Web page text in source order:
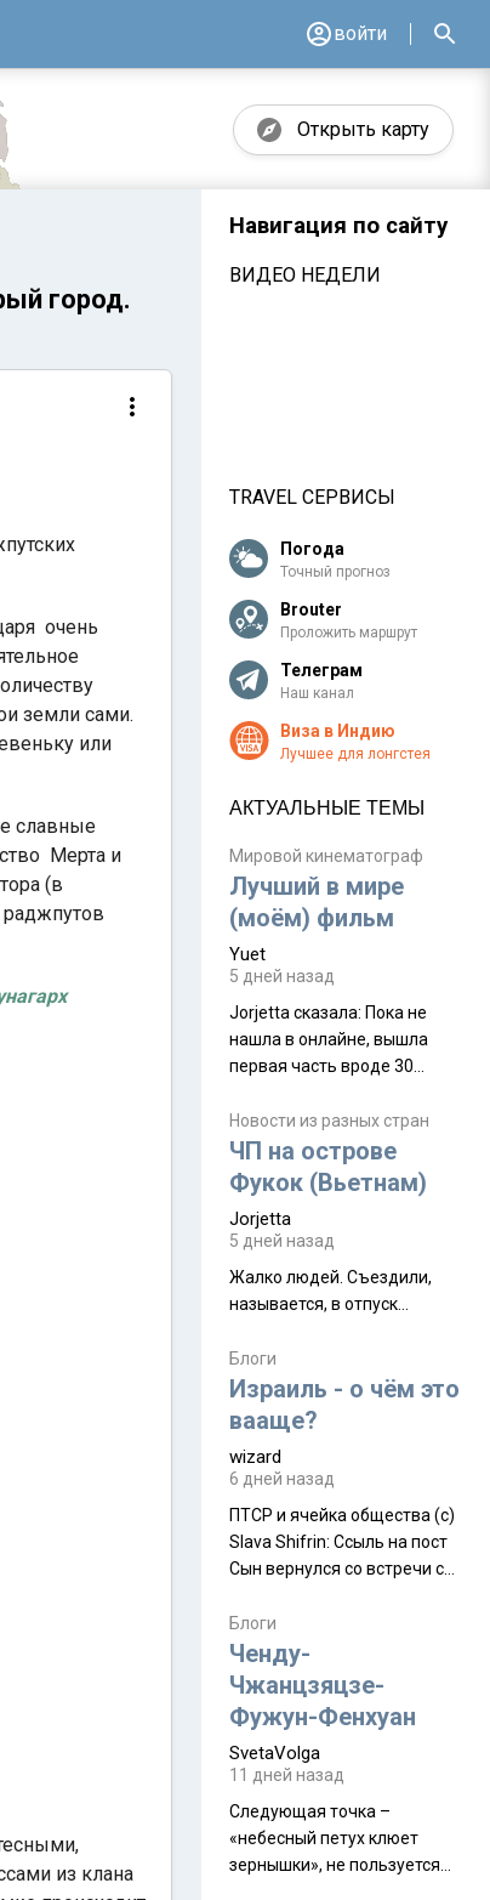
войти
Открыть карту
город.
очень
земли сами.
или
славные
Мерта и
(в
из клана
Навигация по сайту
ВИДЕО НЕДЕЛИ
TRAVEL СЕРВИСЫ
Погода
Точный прогноз
Brouter
Проложить маршрут
Телеграм
Наш канал
Виза в Индию
Лучшее для лонгстея
АКТУАЛЬНЫЕ ТЕМЫ
Мировой кинематограф
Лучший в мире
(моём) фильм
Yuet
5 дней назад
Jorjetta сказалa: Пока не
нашла в онлайне, вышла
первая часть вроде 30
Дивали 8 ноября.
Новости из разных стран
ЧП на острове
Фукок (Вьетнам)
Jorjetta
5 дней назад
Жалко людей. Съездили,
называется, в отпуск...
Блоги
Израиль - о чём это
вааще?
wizard
6 дней назад
ПТСР и ячейка общества (с)
Slava Shifrin: Ссыль на пост
Сын вернулся со встречи с
уже, как демобилизовались,
а продолжают встречаться
почти каждую неделю) и с
порога сообщил: "Эйтан
разводится!" Эйтан -
мальчик из религиозной
семьи, из тех, кого называют
"вязаные кипы". С 2022-го
Блоги
Ченду-
Чжанцзяцзе-
Фужун-Фенхуан
SvetaVolga
11 дней назад
Следующая точка –
«небесный петух клюет
зернышки», не пользуется